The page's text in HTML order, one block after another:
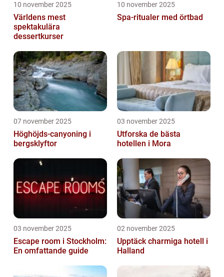
10 november 2025
Världens mest
spektakulära
dessertkurser
10 november 2025
Spa-ritualer med örtbad
07 november 2025
Höghöjds-canyoning i
bergsklyftor
03 november 2025
Utforska de bästa
hotellen i Mora
03 november 2025
Escape room i Stockholm:
En omfattande guide
02 november 2025
Upptäck charmiga hotell i
Halland